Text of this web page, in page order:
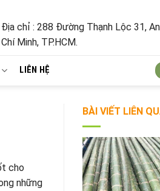
Địa chỉ : 288 Đường Thạnh Lộc 31,
Chí Minh, TP.HCM.
LIÊN HỆ
cho
những
BÀI VIẾT LIÊN